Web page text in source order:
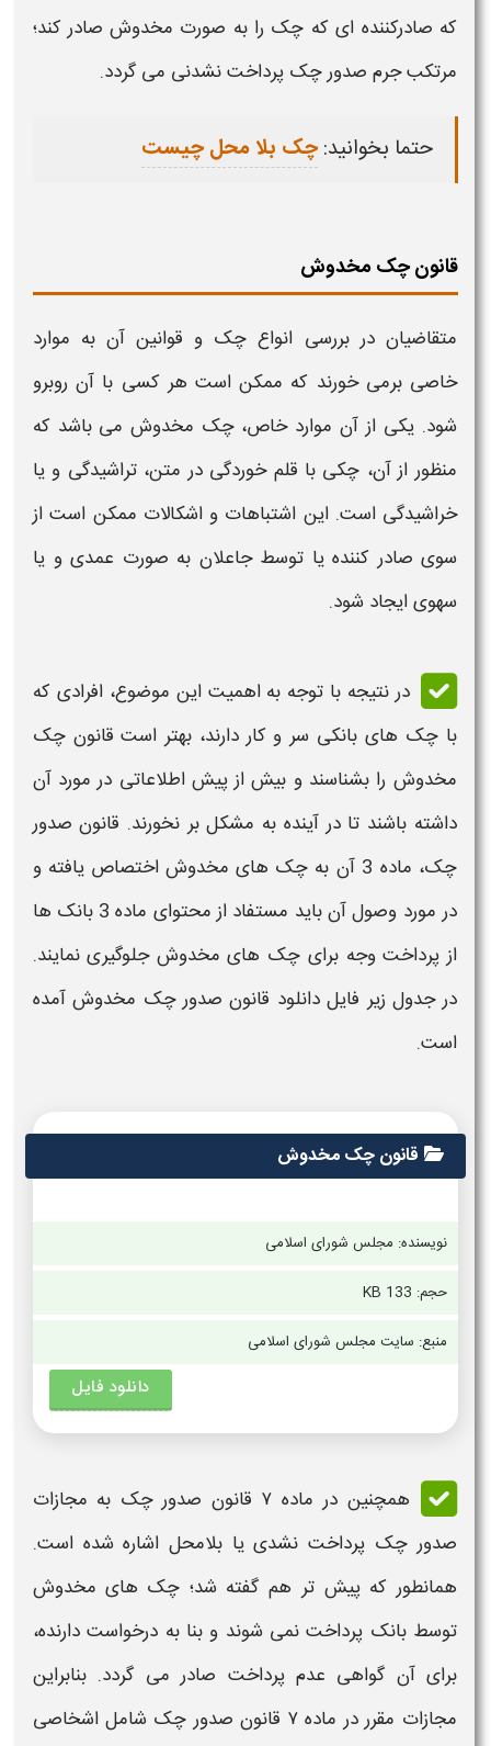
که صادرکننده ای که چک را به صورت مخدوش صادر کند؛
مرتکب جرم صدور چک پرداخت نشدنی می گردد.
حتما بخوانید:چک بلا محل چیست
قانون چک مخدوش
متقاضیان در بررسی انواع چک و قوانین آن به موارد
خاصی برمی خورند که ممکن است هر کسی با آن روبرو
شود. یکی از آن موارد خاص، چک مخدوش می باشد که
منظور از آن، چکی با قلم خوردگی در متن، تراشیدگی و یا
خراشیدگی است. این اشتباهات و اشکالات ممکن است از
سوی صادر کننده یا توسط جاعلان به صورت عمدی و یا
سهوی ایجاد شود.
در نتیجه با توجه به اهمیت این موضوع، افرادی که
با چک های بانکی سر و کار دارند، بهتر است قانون چک
مخدوش را بشناسند و بیش از پیش اطلاعاتی در مورد آن
داشته باشند تا در آینده به مشکل بر نخورند. قانون صدور
چک، ماده 3 آن به چک های مخدوش اختصاص یافته و
در مورد وصول
آن باید مستفاد از محتوای ماده 3 بانک ها
از پرداخت وجه برای چک های مخدوشجلوگیری نمایند.
در جدول زیر فایل دانلود قانون صدور چک مخدوش آمده
است.
قانون چک مخدوش
نویسنده: مجلس شورای اسلامی
حجم: 133 KB
منبع: سایت مجلس شورای اسلامی
دانلود فایل
همچنین در ماده ۷ قانون صدور چک به مجازات
صدور چک پرداخت نشدی یا بلامحل اشاره شده است.
همانطور که پیش تر هم گفته شد؛ چک های مخدوش
توسط بانک پرداخت نمی شوند و بنا به درخواست دارنده،
برای آن گواهی عدم پرداخت صادر می گردد. بنابراین
مجازات مقرر در ماده ۷ قانون صدور چک شامل اشخاصی